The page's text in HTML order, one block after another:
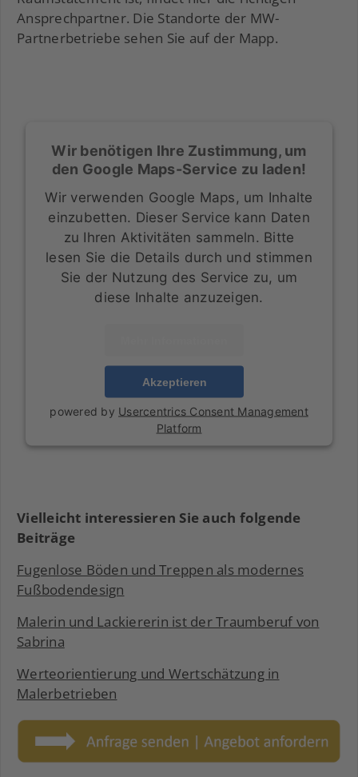
Ansprechpartner. Die Standorte der MW-
Partnerbetriebe sehen Sie auf der Mapp.
Wir benötigen Ihre Zustimmung, um
den Google Maps-Service zu laden!
Wir verwenden Google Maps, um Inhalte
einzubetten. Dieser Service kann Daten
zu Ihren Aktivitäten sammeln. Bitte
lesen Sie die Details durch und stimmen
Sie der Nutzung des Service zu, um
diese Inhalte anzuzeigen.
Akzeptieren
powered by Usercentrics Consent Management
Platform
Vielleicht interessieren Sie auch folgende
Beiträge
Fugenlose Böden und Treppen als modernes
Fußbodendesign
Malerin und Lackiererin ist der Traumberuf von
Sabrina
Werteorientierung und Wertschätzung in
Malerbetrieben